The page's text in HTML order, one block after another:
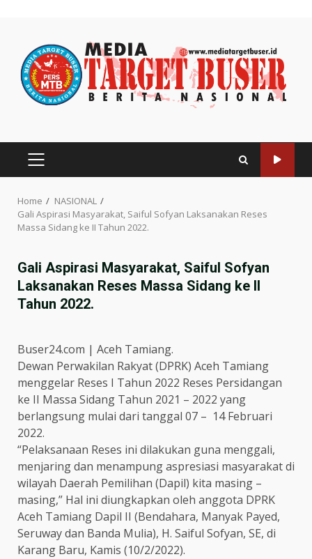
content
PRIMARY
Home
NASIONAL
Gali Aspirasi Masyarakat, Saiful Sofyan Laksanakan Reses
Massa Sidang ke II Tahun 2022.
Gali Aspirasi Masyarakat, Saiful Sofyan
Laksanakan Reses Massa Sidang ke II
Tahun 2022.
Buser24.com | Aceh Tamiang.
Dewan Perwakilan Rakyat (DPRK) Aceh Tamiang
menggelar Reses I Tahun 2022 Reses Persidangan
ke II Massa Sidang Tahun 2021 – 2022 yang
berlangsung mulai dari tanggal 07 – 14 Februari
2022.
“Pelaksanaan Reses ini dilakukan guna menggali,
menjaring dan menampung aspresiasi masyarakat di
wilayah Daerah Pemilihan (Dapil) kita masing –
masing,” Hal ini diungkapkan oleh anggota DPRK
Aceh Tamiang Dapil II (Bendahara, Manyak Payed,
Seruway dan Banda Mulia), H. Saiful Sofyan, SE, di
Karang Baru, Kamis (10/2/2022).